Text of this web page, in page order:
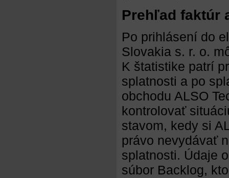
Prehľad faktúr
Po prihlásení do
Slovakia s. r. o.
K štatistike patrí
splatnosti a po
obchodu ALSO
kontrolovať
stavom, kedy si
právo nevydávať
splatnosti. Údaje
súbor Backlog,